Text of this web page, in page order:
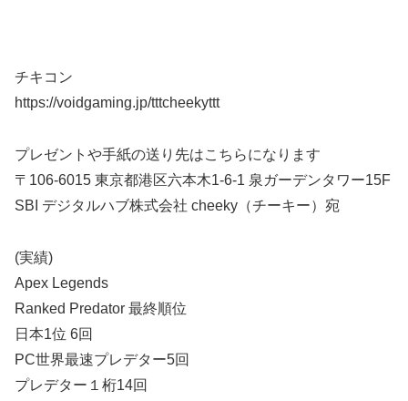
チキコン
https://voidgaming.jp/tttcheekyttt
プレゼントや手紙の送り先はこちらになります
〒106-6015 東京都港区六本木1-6-1 泉ガーデンタワー15F
SBI デジタルハブ株式会社 cheeky（チーキー）宛
(実績)
Apex Legends
Ranked Predator 最終順位
日本1位 6回
PC世界最速プレデター5回
プレデター１桁14回